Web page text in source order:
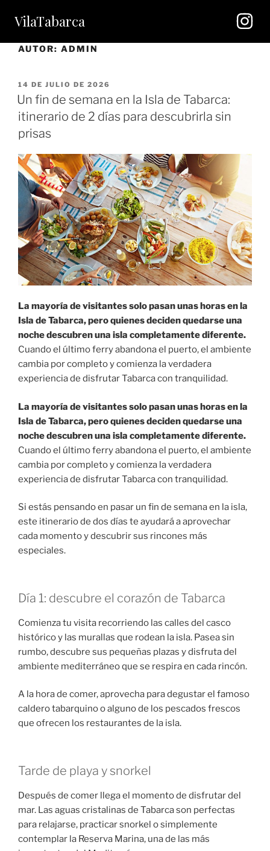
VilaTabarca
AUTOR: ADMIN
14 DE JULIO DE 2026
Un fin de semana en la Isla de Tabarca:
itinerario de 2 días para descubrirla sin
prisas
La mayoría de visitantes solo pasan unas horas en la
Isla de Tabarca, pero quienes deciden quedarse una
noche descubren una isla completamente diferente.
Cuando el último ferry abandona el puerto, el ambiente
cambia por completo y comienza la verdadera
experiencia de disfrutar Tabarca con tranquilidad.
La mayoría de visitantes solo pasan unas horas en la
Isla de Tabarca, pero quienes deciden quedarse una
noche descubren una isla completamente diferente.
Cuando el último ferry abandona el puerto, el ambiente
cambia por completo y comienza la verdadera
experiencia de disfrutar Tabarca con tranquilidad.
Si estás pensando en pasar un fin de semana en la isla,
este itinerario de dos días te ayudará a aprovechar
cada momento y descubrir sus rincones más
especiales.
Día 1: descubre el corazón de Tabarca
Comienza tu visita recorriendo las calles del casco
histórico y las murallas que rodean la isla. Pasea sin
rumbo, descubre sus pequeñas plazas y disfruta del
ambiente mediterráneo que se respira en cada rincón.
A la hora de comer, aprovecha para degustar el famoso
caldero tabarquino o alguno de los pescados frescos
que ofrecen los restaurantes de la isla.
Tarde de playa y snorkel
Después de comer llega el momento de disfrutar del
mar. Las aguas cristalinas de Tabarca son perfectas
para relajarse, practicar snorkel o simplemente
contemplar la Reserva Marina, una de las más